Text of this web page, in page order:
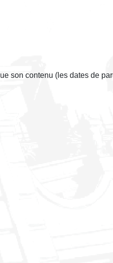
son contenu (les dates de